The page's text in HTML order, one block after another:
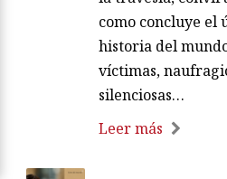
como concluye el
historia del
víctimas,
silenciosas…
Leer más